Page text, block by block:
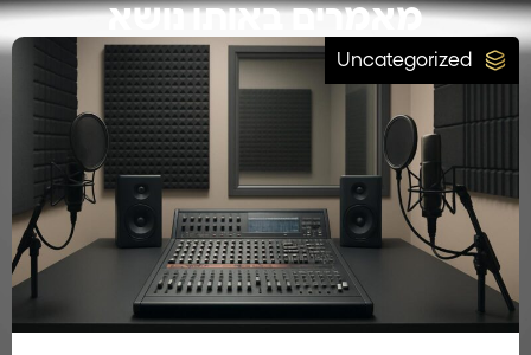
מאמרים באותו נושא
Uncategorized